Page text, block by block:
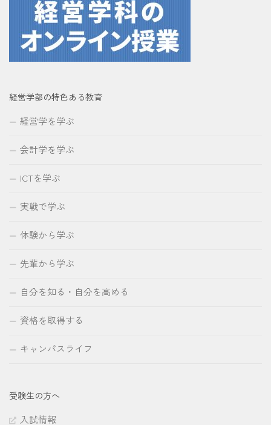
経営学部の特色ある教育
経営学を学ぶ
会計学を学ぶ
ICTを学ぶ
実戦で学ぶ
体験から学ぶ
先輩から学ぶ
自分を知る・自分を高める
資格を取得する
キャンパスライフ
受験生の方へ
入試情報